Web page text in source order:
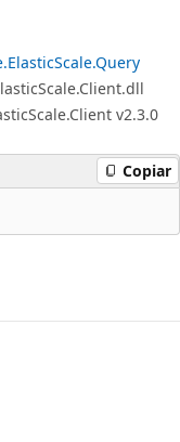
v2.3.0
Copiar